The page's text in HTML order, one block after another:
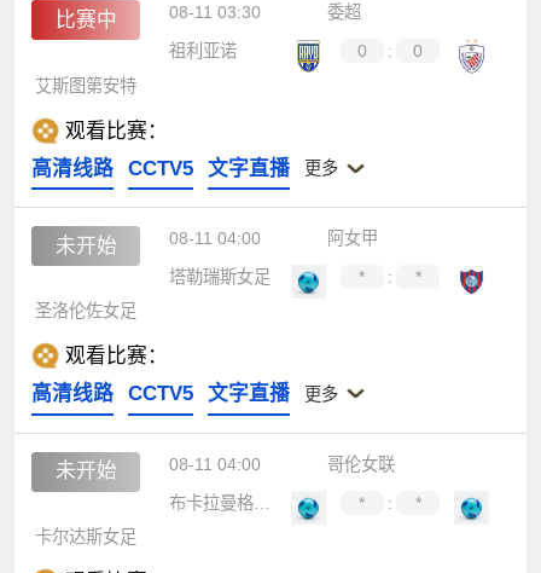
比赛中 08-11 03:30
委超
祖利亚诺
0 :
0
艾斯图第安特
观看比赛：
高清线路
CCTV5 文字直播 更多
未开始 08-11 04:00
阿女甲
塔勒瑞斯女足
* :
*
圣洛伦佐女足
观看比赛：
高清线路
CCTV5 文字直播 更多
未开始 08-11 04:00
哥伦女联
布卡拉曼格女足
* :
*
卡尔达斯女足